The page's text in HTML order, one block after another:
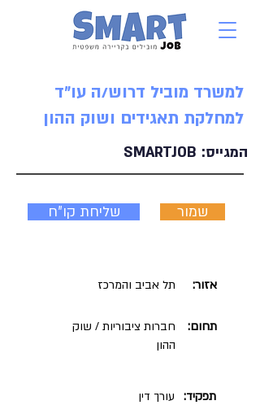
למשרד מוביל דרוש/ה עו״ד
למחלקת תאגידים ושוק ההון
SMARTJOB המגייס:
שליחת קו"ח שמור
תל אביב והמרכז אזור:
חברות ציבוריות / שוק
ההון
תחום:
עורך דין תפקיד: